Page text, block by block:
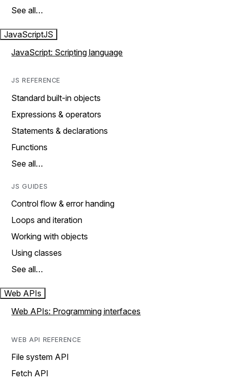
See all…
JavaScriptJS
JavaScript: Scripting language
JS REFERENCE
Standard built-in objects
Expressions & operators
Statements & declarations
Functions
See all…
JS GUIDES
Control flow & error handing
Loops and iteration
Working with objects
Using classes
See all…
Web APIs
Web APIs: Programming interfaces
WEB API REFERENCE
File system API
Fetch API